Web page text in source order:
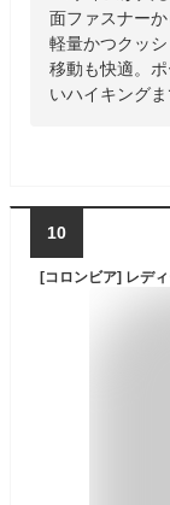
面ファスナー
軽量かつクッ
移動も快適。
いハイキング
10